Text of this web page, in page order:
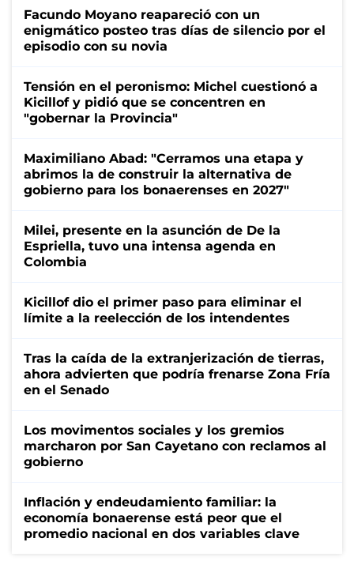
Facundo Moyano reapareció con un
enigmático posteo tras días de silencio por el
episodio con su novia
Tensión en el peronismo: Michel cuestionó a
Kicillof y pidió que se concentren en
"gobernar la Provincia"
Maximiliano Abad: "Cerramos una etapa y
abrimos la de construir la alternativa de
gobierno para los bonaerenses en 2027"
Milei, presente en la asunción de De la
Espriella, tuvo una intensa agenda en
Colombia
Kicillof dio el primer paso para eliminar el
límite a la reelección de los intendentes
Tras la caída de la extranjerización de tierras,
ahora advierten que podría frenarse Zona Fría
en el Senado
Los movimentos sociales y los gremios
marcharon por San Cayetano con reclamos al
gobierno
Inflación y endeudamiento familiar: la
economía bonaerense está peor que el
promedio nacional en dos variables clave